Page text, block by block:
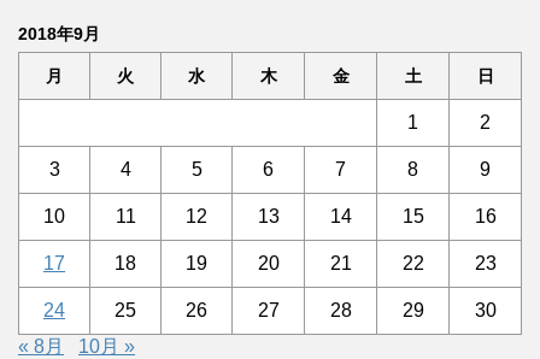
2018年9月
月 火 水 木 金 土 日
1 2
3 4 5 6 7 8 9
10 11 12 13 14 15 16
17 18 19 20 21 22 23
24 25 26 27 28 29
30
« 8月
10月 »